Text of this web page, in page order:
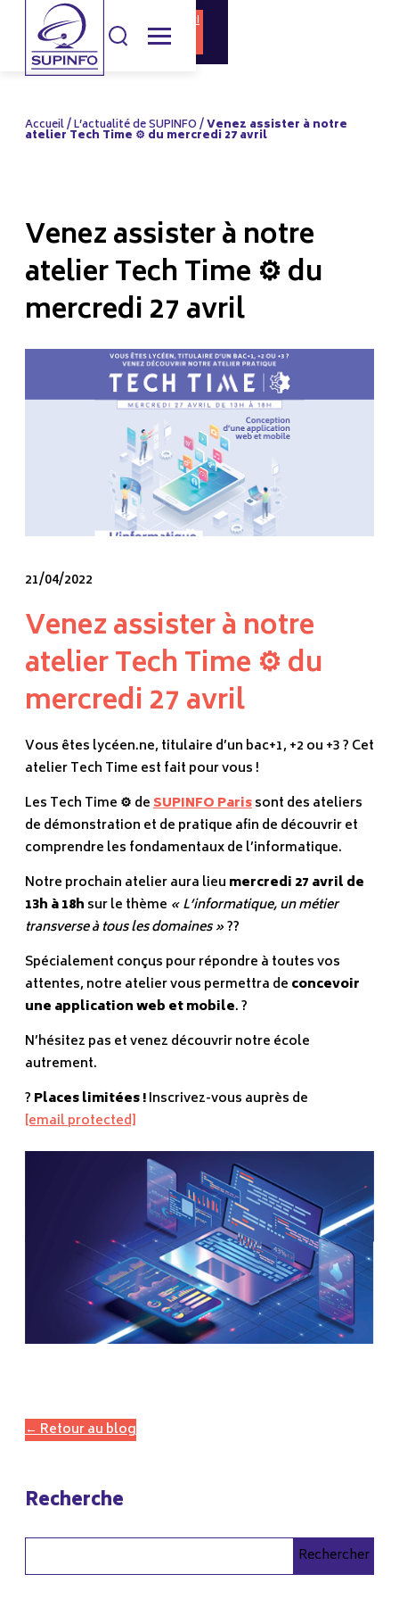
CANDIDATURE
DOCUMENTATI
ON
Accueil/L’actualité de SUPINFO/Venez assister à notre
atelier Tech Time ⚙️ du mercredi 27 avril
Venez assister à notre
atelier Tech Time ⚙️ du
mercredi 27 avril
21/04/2022
Venez assister à notre
atelier Tech Time ⚙️ du
mercredi 27 avril
Vous êtes lycéen.ne, titulaire d’un bac+1, +2 ou +3 ? Cet
atelier Tech Time est fait pour vous !
Les Tech Time ⚙️ deSUPINFO Parissont des ateliers
de démonstration et de pratique afin de découvrir et
comprendre les fondamentaux de l’informatique.
Notre prochain atelier aura lieu mercredi 27 avril de
13h à 18h sur le thème « L’informatique, un métier
transverse à tous les domaines »??
Spécialement conçus pour répondre à toutes vos
attentes, notre atelier vous permettra de concevoir
une application web et mobile. ?
N’hésitez pas et venez découvrir notre école
autrement.
? Places limitées !Inscrivez-vous auprès de
[email protected]
← Retour au blog
Recherche
Rechercher